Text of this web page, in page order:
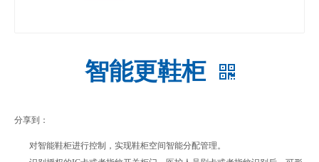
智能更鞋柜
分享到：
对智能鞋柜进行控制，实现鞋柜空间智能分配管理。